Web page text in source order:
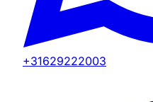
+31629222003